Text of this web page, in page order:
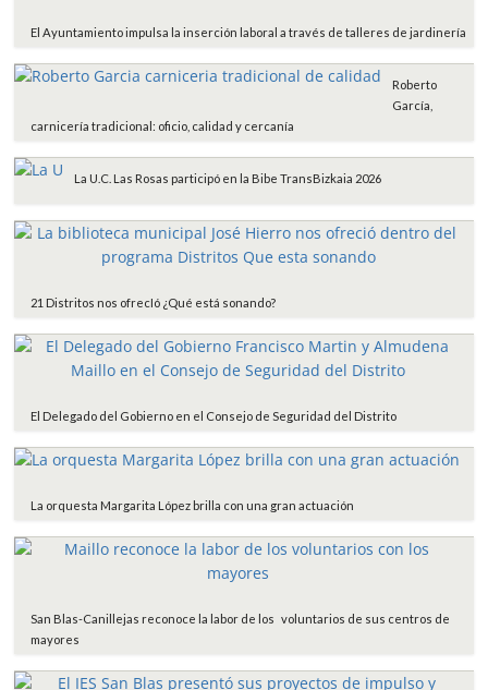
El Ayuntamiento impulsa la inserción laboral a través de talleres de jardinería
Roberto
García,
carnicería tradicional: oficio, calidad y cercanía
La U.C. Las Rosas participó en la Bibe TransBizkaia 2026
21 Distritos nos ofrecIó ¿Qué está sonando?
El Delegado del Gobierno en el Consejo de Seguridad del Distrito
La orquesta Margarita López brilla con una gran actuación
San Blas-Canillejas reconoce la labor de los voluntarios de sus centros de
mayores